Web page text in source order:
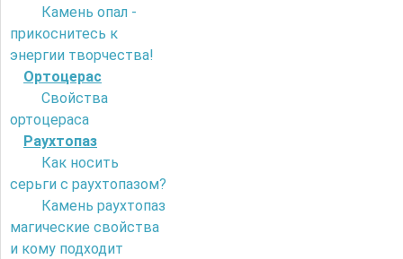
Камень опал -
прикоснитесь к
энергии творчества!
Ортоцерас
Свойства
ортоцераса
Раухтопаз
Как носить
серьги с раухтопазом?
Камень раухтопаз
магические свойства
и кому подходит